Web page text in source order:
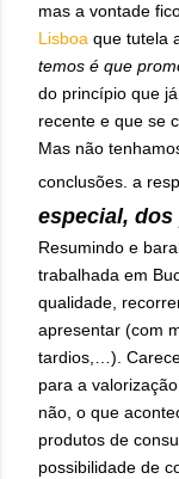
mas a vontade
Lisboa que tutela
temos é que
do princípio que
recente e que se
Mas não
conclusões. a
especial,
Resumindo e
trabalhada em
qualidade,
apresentar (com
tardios,…).
para a
não, o que
produtos de
possibilidade de